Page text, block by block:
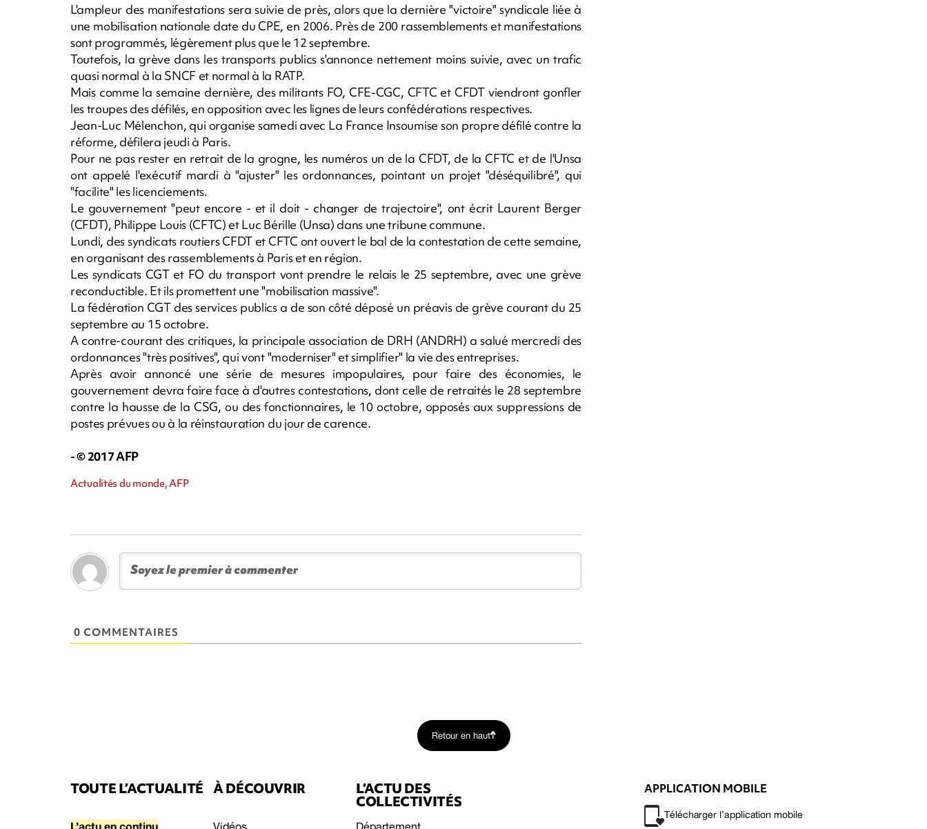
L'ampleur des manifestations sera suivie de près, alors que la dernière "victoire" syndicale liée à
une mobilisation nationale date du CPE, en 2006. Près de 200 rassemblements et manifestations
sont programmés, légèrement plus que le 12 septembre.
Toutefois, la grève dans les transports publics s'annonce nettement moins suivie, avec un trafic
quasi normal à la SNCF et normal à la RATP.
Mais comme la semaine dernière, des militants FO, CFE-CGC, CFTC et CFDT viendront gonfler
les troupes des défilés, en opposition avec les lignes de leurs confédérations respectives.
Jean-Luc Mélenchon, qui organise samedi avec La France Insoumise son propre défilé contre la
réforme, défilera jeudi à Paris.
Pour ne pas rester en retrait de la grogne, les numéros un de la CFDT, de la CFTC et de l'Unsa
ont appelé l'exécutif mardi à "ajuster" les ordonnances, pointant un projet "déséquilibré", qui
"facilite" les licenciements.
Le gouvernement "peut encore - et il doit - changer de trajectoire", ont écrit Laurent Berger
(CFDT), Philippe Louis (CFTC) et Luc Bérille (Unsa) dans une tribune commune.
Lundi, des syndicats routiers CFDT et CFTC ont ouvert le bal de la contestation de cette semaine,
en organisant des rassemblements à Paris et en région.
Les syndicats CGT et FO du transport vont prendre le relais le 25 septembre, avec une grève
reconductible. Et ils promettent une "mobilisation massive".
La fédération CGT des services publics a de son côté déposé un préavis de grève courant du 25
septembre au 15 octobre.
A contre-courant des critiques, la principale association de DRH (ANDRH) a salué mercredi des
ordonnances "très positives", qui vont "moderniser" et simplifier" la vie des entreprises.
Après avoir annoncé une série de mesures impopulaires, pour faire des économies, le
gouvernement devra faire face à d'autres contestations, dont celle de retraités le 28 septembre
contre la hausse de la CSG, ou des fonctionnaires, le 10 octobre, opposés aux suppressions de
postes prévues ou à la réinstauration du jour de carence.
- © 2017 AFP
Actualités du monde, AFP
0 COMMENTAIRES
Retour en haut
TOUTE L’ACTUALITÉ À DÉCOUVRIR L’ACTU DES
COLLECTIVITÉS
APPLICATION MOBILE
Télécharger l’application mobile